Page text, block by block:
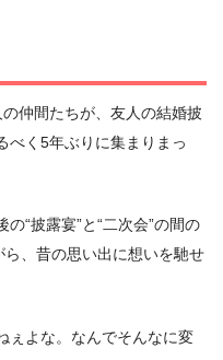
仲間たちが、友⼈の結婚披
べく5年ぶりに集まりまっ
“披露宴”と“⼆次会”の間の
ら、昔の思い出に想いを馳せ
ぇよな。なんでそんなに変